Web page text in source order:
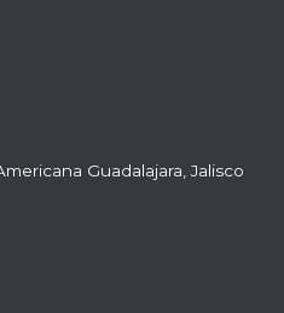
Guadalajara, Jalisco